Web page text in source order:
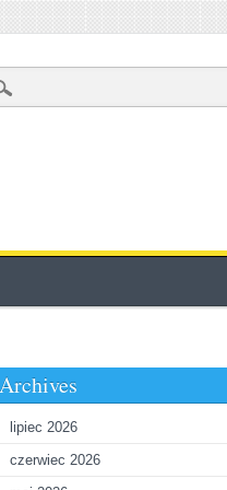
Archives
lipiec 2026
czerwiec 2026